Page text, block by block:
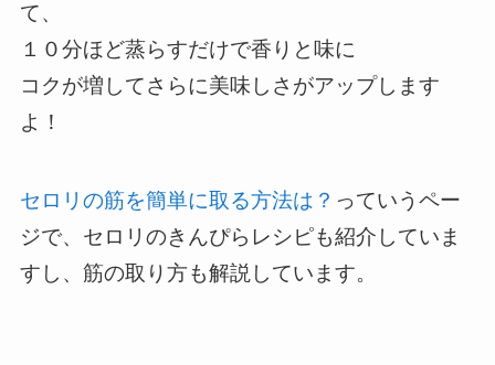
て、
１０分ほど蒸らすだけで香りと味に
コクが増してさらに美味しさがアップします
よ！
セロリの筋を簡単に取る方法は？ っていうペー
ジで、セロリのきんぴらレシピも紹介していま
すし、筋の取り方も解説しています。